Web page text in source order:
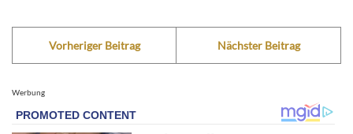
Vorheriger Beitrag Nächster Beitrag
Werbung